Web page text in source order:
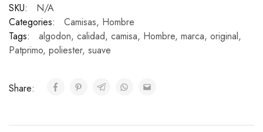
SKU:
N/A
Categories:
Camisas, Hombre
Tags:
algodon, calidad, camisa, Hombre, marca, original,
Patprimo, poliester, suave
Share: